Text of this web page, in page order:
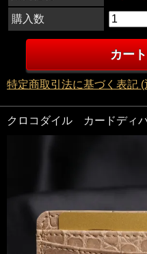
購入数
特定商取引法に基づく表記
クロコダイル カードディ